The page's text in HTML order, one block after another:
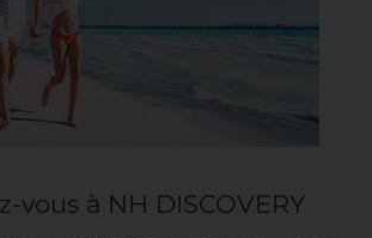
vous à NH DISCOVERY